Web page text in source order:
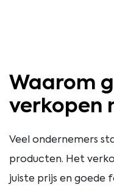
Waarom
verkopen
Veel ondernemers
producten. Het
juiste prijs en goede